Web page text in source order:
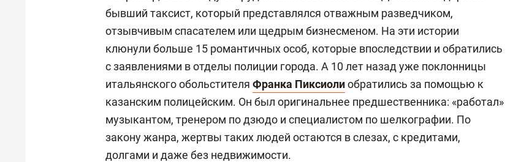
бывший таксист, который представлялся отважным разведчиком,
отзывчивым спасателем или щедрым бизнесменом. На эти истории
клюнули больше 15 романтичных особ, которые впоследствии и обратились
с заявлениями в отделы полиции города. А 10 лет назад уже поклонницы
итальянского обольстителя Франка Пиксиолиобратились за помощью к
казанским полицейским. Он был оригинальнее предшественника: «работал»
музыкантом, тренером по дзюдо и специалистом по шелкографии. По
закону жанра, жертвы таких людей остаются в слезах, с кредитами,
долгами и даже без недвижимости.